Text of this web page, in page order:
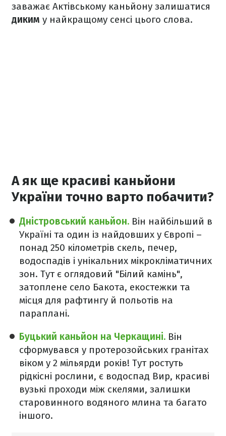
заважає Актівському каньйону залишатися
диким у найкращому сенсі цього слова.
А як ще красиві каньйони
України точно варто побачити?
Дністровський каньйон. Він найбільший в
Україні та один із найдовших у Європі –
понад 250 кілометрів скель, печер,
водоспадів і унікальних мікрокліматичних
зон. Тут є оглядовий "Білий камінь",
затоплене село Бакота, екостежки та
місця для рафтингу й польотів на
параплані.​
Буцький каньйон на Черкащині. Він
сформувався у протерозойських гранітах
віком у 2 мільярди років! Тут ростуть
рідкісні рослини, є водоспад Вир, красиві
вузькі проходи між скелями, залишки
старовинного водяного млина та багато
іншого.